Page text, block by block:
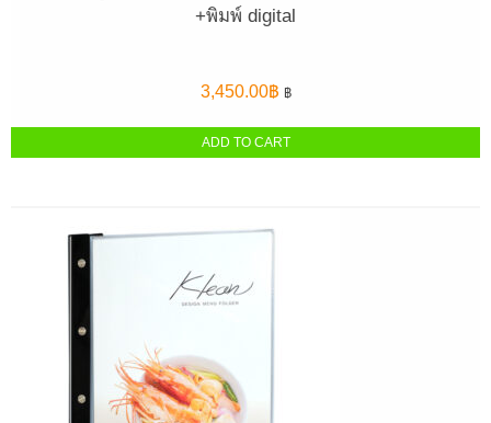
+พิมพ์ digital
3,450.00฿ ฿
ADD TO CART